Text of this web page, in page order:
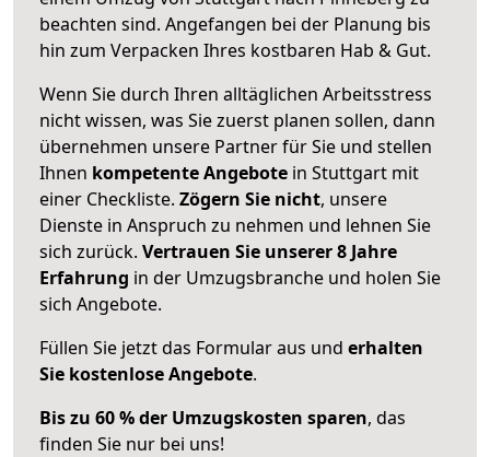
beachten sind. Angefangen bei der Planung bis
hin zum Verpacken Ihres kostbaren Hab & Gut.
Wenn Sie durch Ihren alltäglichen Arbeitsstress
nicht wissen, was Sie zuerst planen sollen, dann
übernehmen unsere Partner für Sie und stellen
Ihnen kompetente Angebote in Stuttgart mit
einer Checkliste. Zögern Sie nicht, unsere
Dienste in Anspruch zu nehmen und lehnen Sie
sich zurück. Vertrauen Sie unserer 8 Jahre
Erfahrung in der Umzugsbranche und holen Sie
sich Angebote.
Füllen Sie jetzt das Formular aus und erhalten
Sie kostenlose Angebote.
Bis zu 60 % der Umzugskosten sparen, das
finden Sie nur bei uns!